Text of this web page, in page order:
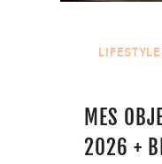
LIFESTYLE
MES
2026 +